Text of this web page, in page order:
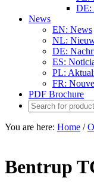
DE:
News
EN: News
NL:
DE:
ES:
PL:
FR:
PDF Brochure
You are here: Home /
Bentrup